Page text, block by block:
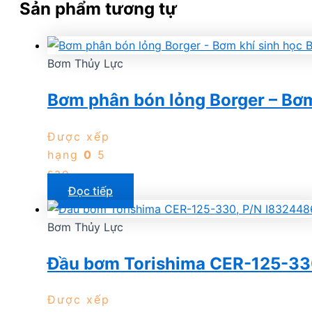
Sản phẩm tương tự
Bơm Thủy Lực
Bơm phân bón lỏng Borger –
Được xếp
hạng 0 5
sao
Đọc tiếp
Bơm Thủy Lực
Đầu bơm Torishima CER-125-
Được xếp